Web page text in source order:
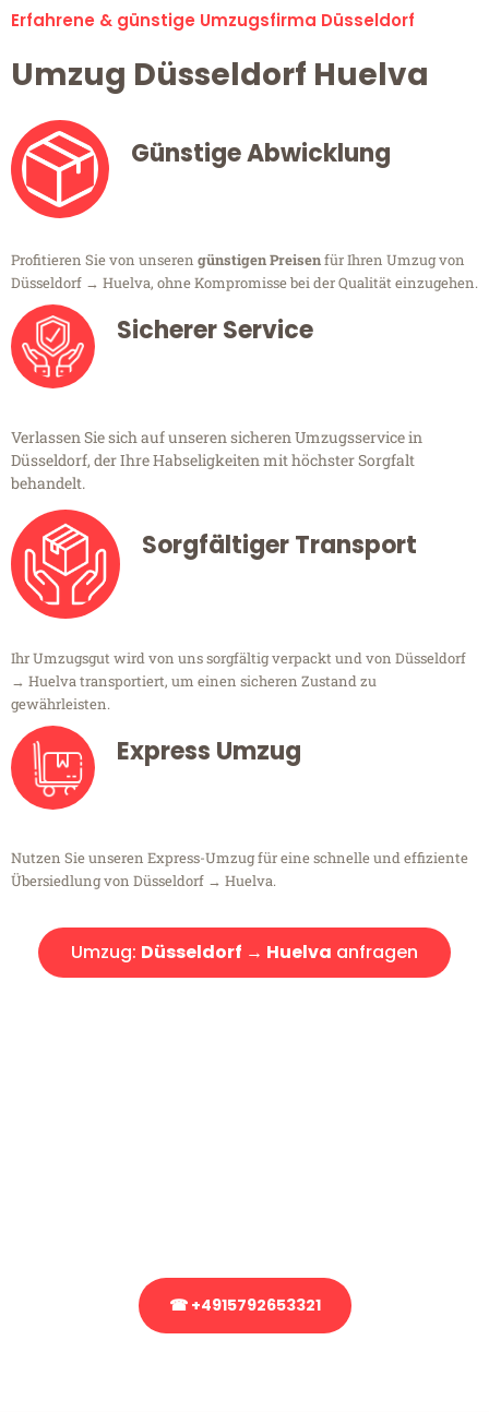
Erfahrene & günstige Umzugsfirma Düsseldorf
Umzug Düsseldorf Huelva
Günstige Abwicklung
Profitieren Sie von unseren günstigen Preisenfür Ihren Umzug von
Düsseldorf → Huelva, ohne Kompromisse bei der Qualität einzugehen.
Sicherer Service
Verlassen Sie sich auf unseren sicheren Umzugsservice in
Düsseldorf, der Ihre Habseligkeiten mit höchster Sorgfalt
behandelt.
Sorgfältiger Transport
Ihr Umzugsgut wird von uns sorgfältig verpackt und von Düsseldorf
→ Huelva transportiert, um einen sicheren Zustand zu
gewährleisten.
Express Umzug
Nutzen Sie unseren Express-Umzug für eine schnelle und effiziente
Übersiedlung von Düsseldorf → Huelva.
Umzug: Düsseldorf → Huelva anfragen
☎ +4915792653321